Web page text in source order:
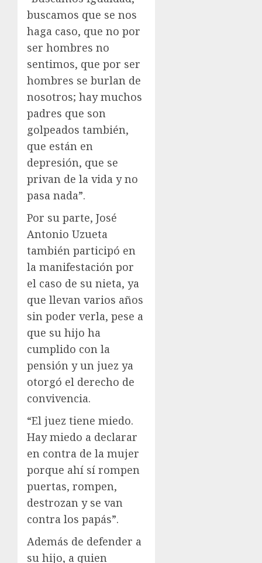
buscamos que se nos
haga caso, que no por
ser hombres no
sentimos, que por ser
hombres se burlan de
nosotros; hay muchos
padres que son
golpeados también,
que están en
depresión, que se
privan de la vida y no
pasa nada”.
Por su parte, José
Antonio Uzueta
también participó en
la manifestación por
el caso de su nieta, ya
que llevan varios años
sin poder verla, pese a
que su hijo ha
cumplido con la
pensión y un juez ya
otorgó el derecho de
convivencia.
“El juez tiene miedo.
Hay miedo a declarar
en contra de la mujer
porque ahí sí rompen
puertas, rompen,
destrozan y se van
contra los papás”.
Además de defender a
su hijo, a quien